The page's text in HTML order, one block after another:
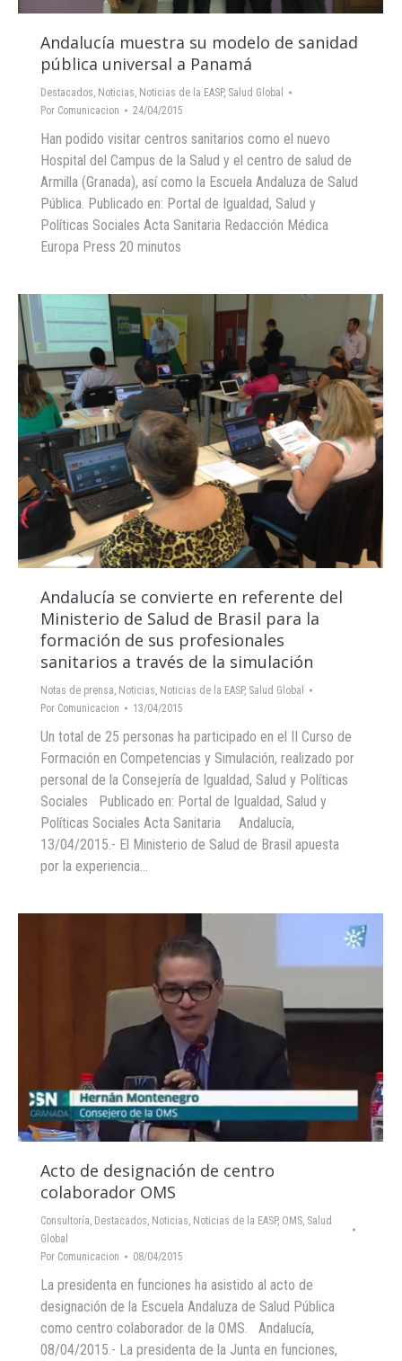
Andalucía muestra su modelo de sanidad
pública universal a Panamá
Destacados, Noticias, Noticias de la EASP, Salud Global
Por Comunicacion 24/04/2015
Han podido visitar centros sanitarios como el nuevo
Hospital del Campus de la Salud y el centro de salud de
Armilla (Granada), así como la Escuela Andaluza de Salud
Pública. Publicado en: Portal de Igualdad, Salud y
Políticas Sociales Acta Sanitaria Redacción Médica
Europa Press 20 minutos
Andalucía se convierte en referente del
Ministerio de Salud de Brasil para la
formación de sus profesionales
sanitarios a través de la simulación
Notas de prensa, Noticias, Noticias de la EASP, Salud Global
Por Comunicacion 13/04/2015
Un total de 25 personas ha participado en el II Curso de
Formación en Competencias y Simulación, realizado por
personal de la Consejería de Igualdad, Salud y Políticas
Sociales Publicado en: Portal de Igualdad, Salud y
Políticas Sociales Acta Sanitaria Andalucía,
13/04/2015.- El Ministerio de Salud de Brasil apuesta
por la experiencia…
Acto de designación de centro
colaborador OMS
Consultoría, Destacados, Noticias, Noticias de la EASP, OMS, Salud
Global
Por Comunicacion 08/04/2015
La presidenta en funciones ha asistido al acto de
designación de la Escuela Andaluza de Salud Pública
como centro colaborador de la OMS. Andalucía,
08/04/2015.- La presidenta de la Junta en funciones,